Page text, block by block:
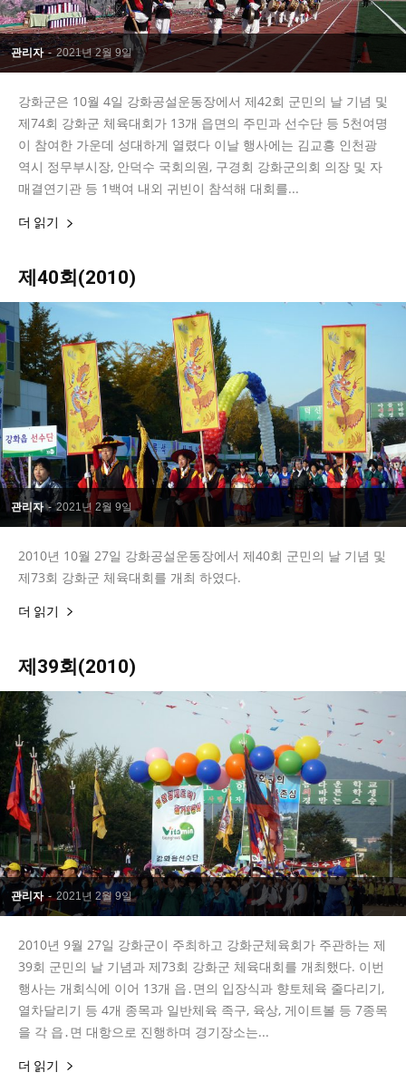
관리자 - 2021년 2월 9일
강화군은 10월 4일 강화공설운동장에서 제42회 군민의 날 기념 및
제74회 강화군 체육대회가 13개 읍면의 주민과 선수단 등 5천여명
이 참여한 가운데 성대하게 열렸다 이날 행사에는 김교흥 인천광
역시 정무부시장, 안덕수 국회의원, 구경회 강화군의회 의장 및 자
매결연기관 등 1백여 내외 귀빈이 참석해 대회를...
더 읽기
제40회(2010)
관리자 - 2021년 2월 9일
2010년 10월 27일 강화공설운동장에서 제40회 군민의 날 기념 및
제73회 강화군 체육대회를 개최 하였다.
더 읽기
제39회(2010)
관리자 - 2021년 2월 9일
2010년 9월 27일 강화군이 주최하고 강화군체육회가 주관하는 제
39회 군민의 날 기념과 제73회 강화군 체육대회를 개최했다. 이번
행사는 개회식에 이어 13개 읍․면의 입장식과 향토체육 줄다리기,
열차달리기 등 4개 종목과 일반체육 족구, 육상, 게이트볼 등 7종목
을 각 읍․면 대항으로 진행하며 경기장소는...
더 읽기